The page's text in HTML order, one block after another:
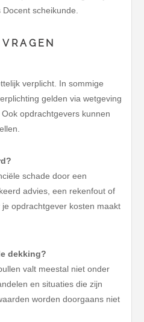
scheikunde.
verplicht. In sommige
gelden via wetgeving
opdrachtgevers kunnen
schade door een
advies, een rekenfout of
opdrachtgever kosten maakt
dekking?
valt meestal niet onder
en situaties die zijn
worden doorgaans niet